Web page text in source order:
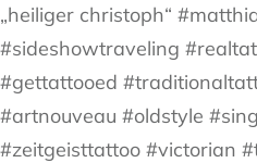
„heiliger christoph“
#sideshowtraveling
#gettattooed
#artnouveau #oldstyle
#zeitgeisttattoo #victorian